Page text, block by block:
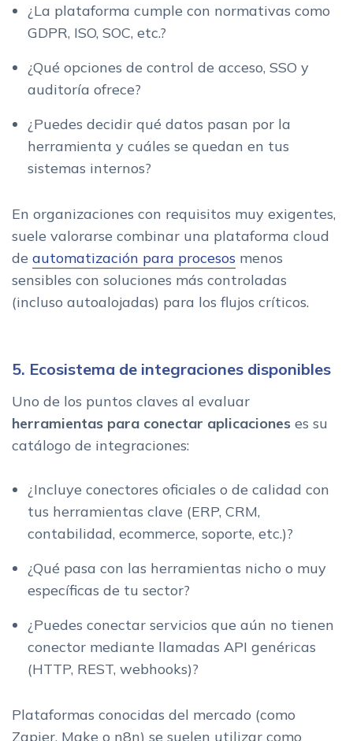
¿La plataforma cumple con normativas como
GDPR, ISO, SOC, etc.?
¿Qué opciones de control de acceso, SSO y
auditoría ofrece?
¿Puedes decidir qué datos pasan por la
herramienta y cuáles se quedan en tus
sistemas internos?
En organizaciones con requisitos muy exigentes,
suele valorarse combinar una plataforma cloud
de automatización para procesos menos
sensibles con soluciones más controladas
(incluso autoalojadas) para los flujos críticos.
5. Ecosistema de integraciones disponibles
Uno de los puntos claves al evaluar
herramientas para conectar aplicaciones es su
catálogo de integraciones:
¿Incluye conectores oficiales o de calidad con
tus herramientas clave (ERP, CRM,
contabilidad, ecommerce, soporte, etc.)?
¿Qué pasa con las herramientas nicho o muy
específicas de tu sector?
¿Puedes conectar servicios que aún no tienen
conector mediante llamadas API genéricas
(HTTP, REST, webhooks)?
Plataformas conocidas del mercado (como
Zapier, Make o n8n) se suelen utilizar como